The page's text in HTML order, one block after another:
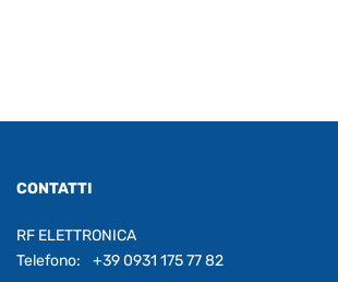
CONTATTI
RF ELETTRONICA
Telefono:
+39 0931 175 77 82